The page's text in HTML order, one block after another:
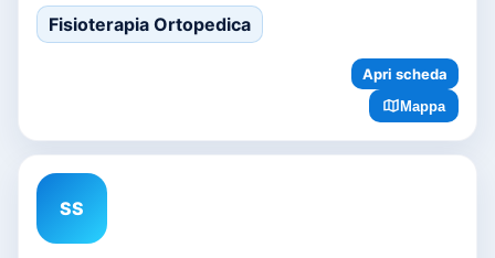
Fisioterapia Ortopedica
Apri scheda
Mappa
SS